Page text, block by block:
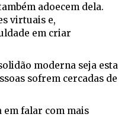
adoecem dela.
virtuais e,
em criar
moderna seja esta
sofrem cercadas de
em falar com mais